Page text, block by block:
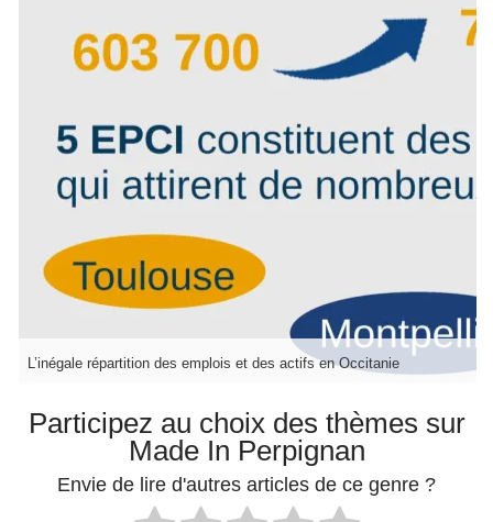
L’inégale répartition des emplois et des actifs en Occitanie
Participez au choix des thèmes sur
Made In Perpignan
Envie de lire d'autres articles de ce genre ?